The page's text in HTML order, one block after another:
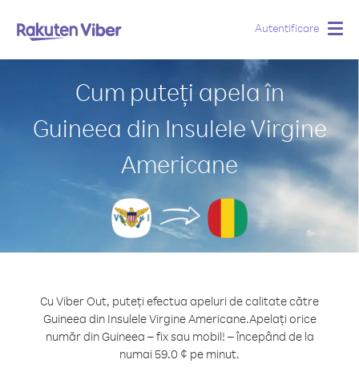
Autentificare
Cum puteți apela în
Guineea din Insulele Virgine
Americane
Cu Viber Out, puteți efectua apeluri de calitate către
Guineea din Insulele Virgine Americane.Apelați orice
număr din Guineea – fix sau mobil! – începând de la
numai 59.0 ¢ pe minut.